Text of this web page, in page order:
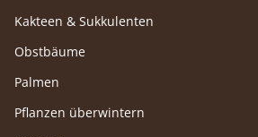
Kakteen & Sukkulenten
Obstbäume
Palmen
Pflanzen überwintern